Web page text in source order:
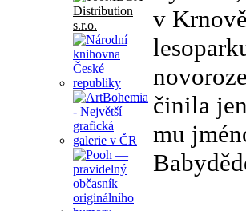
v
činila
mu